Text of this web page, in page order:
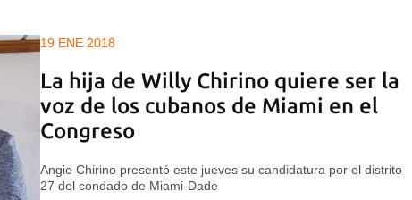
19 ENE 2018
La hija de Willy Chirino quiere ser la
voz de los cubanos de Miami en el
Congreso
Angie Chirino presentó este jueves su candidatura por el distrito
27 del condado de Miami-Dade